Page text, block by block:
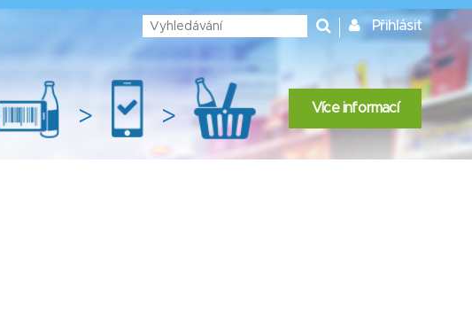
Přihlásit
> > Více informací